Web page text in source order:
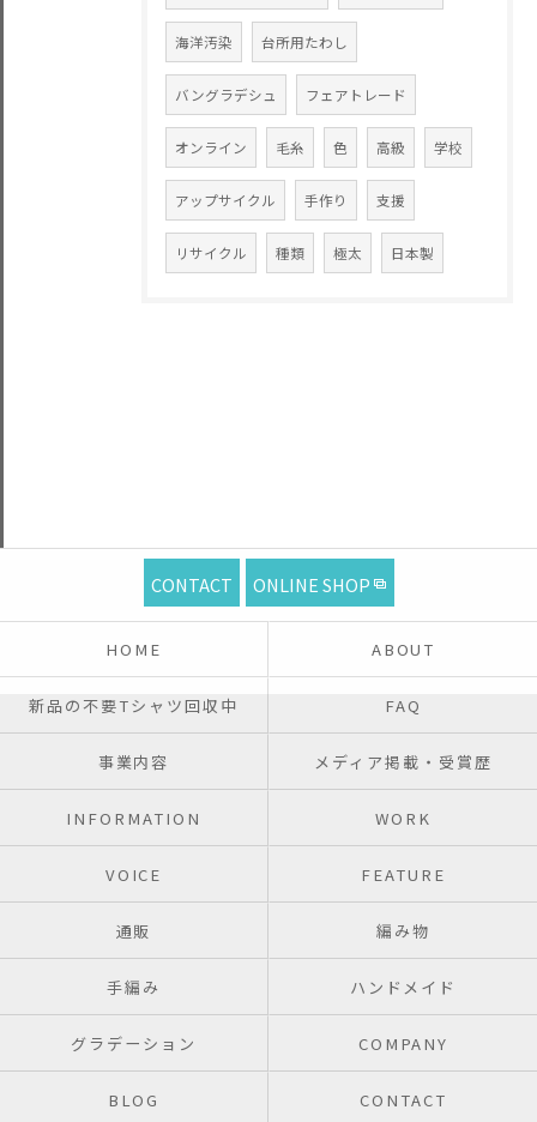
海洋汚染 台所用たわし
バングラデシュ フェアトレード
オンライン 毛糸 色 高級 学校
アップサイクル 手作り 支援
リサイクル 種類 極太 日本製
CONTACT ONLINE SHOP
HOME ABOUT
新品の不要Tシャツ回収中 FAQ
事業内容 メディア掲載・受賞歴
INFORMATION WORK
VOICE FEATURE
通販 編み物
手編み ハンドメイド
グラデーション COMPANY
BLOG CONTACT